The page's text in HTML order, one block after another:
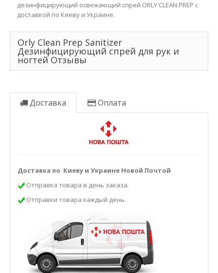
дезинфицирующий освежающий спрей ORLY CLEAN PREP с
доставкой по Киеву и Украине.
Orly Clean Prep Sanitizer
Дезинфицирующий спрей для рук и
ногтей Отзывы
Доставка Оплата
Доставка по Киеву и Украине Новой Почтой
Отправка товара в день заказа.
Отправки товара каждый день.